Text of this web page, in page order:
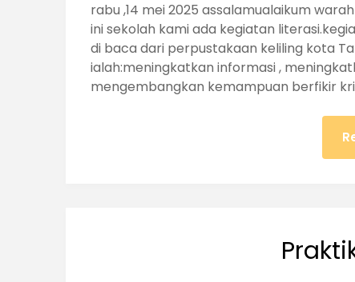
rabu ,14 mei 2025 assalamualaikum
ini sekolah kami ada kegiatan
di baca dari perpustakaan keliling kota
ialah:meningkatkan informasi ,
mengembangkan kemampuan berfikir